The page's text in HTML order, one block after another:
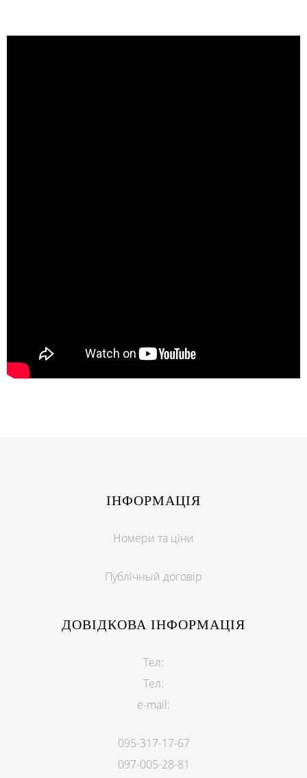
ІНФОРМАЦІЯ
Номери та ціни
Публічный договір
ДОВІДКОВА ІНФОРМАЦІЯ
Тел:
Тел:
e-mail:
095-317-17-67
097-005-28-81